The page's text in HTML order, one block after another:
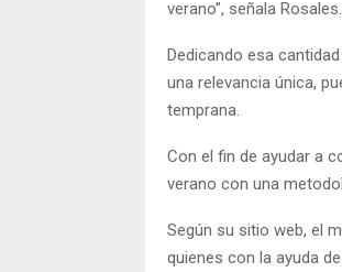
verano”, señala Rosales.
Dedicando esa
una relevancia única,
temprana.
Con el fin de ayudar a
verano con una
Según su sitio web, el
quienes con la ayuda